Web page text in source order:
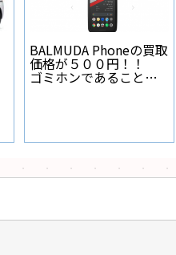
BALMUDA Phoneの買取
価格が５００円！！
ゴミホンであることが